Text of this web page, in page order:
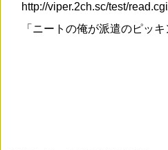
http://viper.2ch.sc/test/
「ニートの俺が派遣のピッ